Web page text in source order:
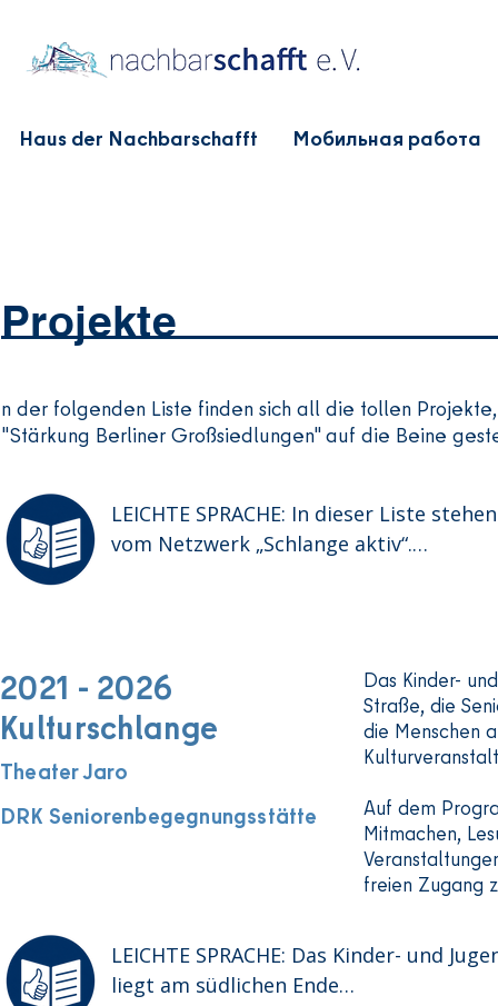
Haus der Nachbarschafft Мобильная работа
Projekte
n der folgenden Liste finden sich all die tollen
"Stärkung Berliner Großsiedlungen" auf die Beine
LEICHTE SPRACHE: In dieser Liste
vom Netzwerk „Schlange aktiv“.
2021 - 2026
Kulturschlange
Theater Jaro
DRK Seniorenbegegnungsstätte
Das Kinder-
Straße, die
die Menschen
Auf dem
Mitmachen,
freien Zugang
LEICHTE SPRACHE: Das Kinder- und
liegt am südlichen Ende